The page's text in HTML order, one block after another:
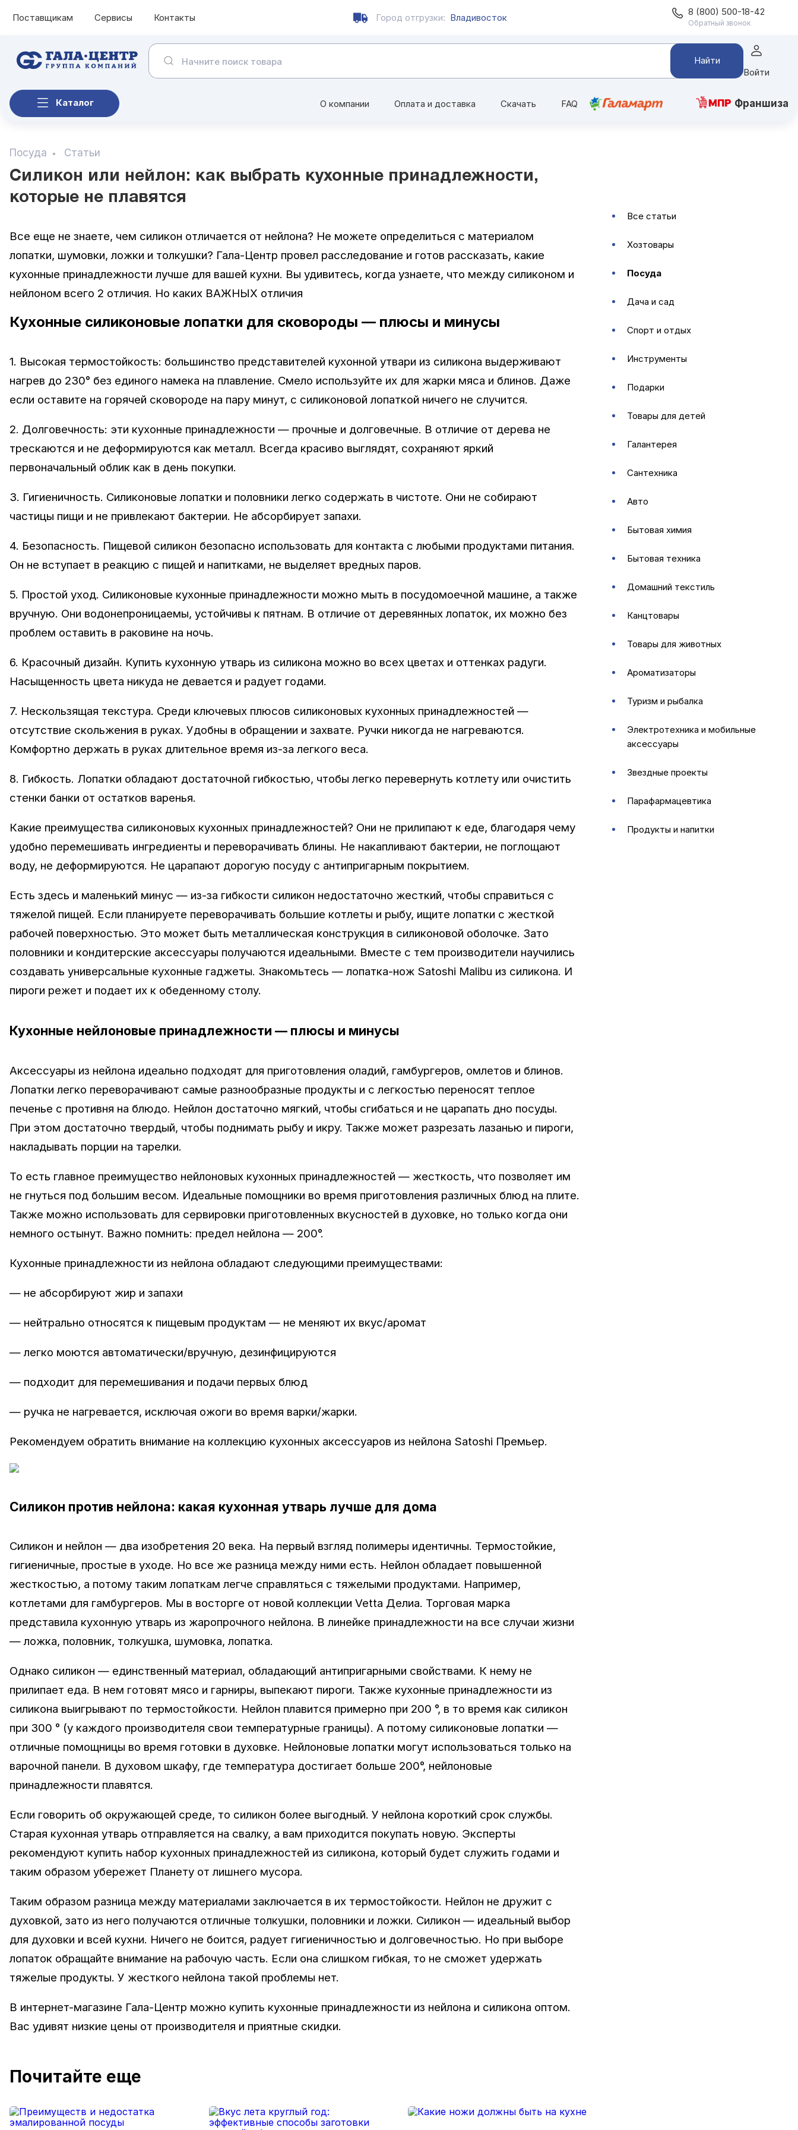
Поставщикам Сервисы Контакты Город отгрузки: Владивосток 8 (800) 500-18-42
Обратный звонок
Найти
Войти
Каталог О компании Оплата и доставка Скачать FAQ Франшиза
Посуда Статьи
Силикон или нейлон: как выбрать кухонные принадлежности,
которые не плавятся
Все еще не знаете, чем силикон отличается от нейлона? Не можете определиться с материалом
лопатки, шумовки, ложки и толкушки? Гала-Центр провел расследование и готов рассказать, какие
кухонные принадлежности лучше для вашей кухни. Вы удивитесь, когда узнаете, что между силиконом и
нейлоном всего 2 отличия. Но каких ВАЖНЫХ отличия
Кухонные силиконовые лопатки для сковороды — плюсы и минусы
1. Высокая термостойкость: большинство представителей кухонной утвари из силикона выдерживают
нагрев до 230° без единого намека на плавление. Смело используйте их для жарки мяса и блинов. Даже
если оставите на горячей сковороде на пару минут, с силиконовой лопаткой ничего не случится.
2. Долговечность: эти кухонные принадлежности — прочные и долговечные. В отличие от дерева не
трескаются и не деформируются как металл. Всегда красиво выглядят, сохраняют яркий
первоначальный облик как в день покупки.
3. Гигиеничность. Силиконовые лопатки и половники легко содержать в чистоте. Они не собирают
частицы пищи и не привлекают бактерии. Не абсорбирует запахи.
4. Безопасность. Пищевой силикон безопасно использовать для контакта с любыми продуктами питания.
Он не вступает в реакцию с пищей и напитками, не выделяет вредных паров.
5. Простой уход. Силиконовые кухонные принадлежности можно мыть в посудомоечной машине, а также
вручную. Они водонепроницаемы, устойчивы к пятнам. В отличие от деревянных лопаток, их можно без
проблем оставить в раковине на ночь.
6. Красочный дизайн. Купить кухонную утварь из силикона можно во всех цветах и оттенках радуги.
Насыщенность цвета никуда не девается и радует годами.
7. Нескользящая текстура. Среди ключевых плюсов силиконовых кухонных принадлежностей —
отсутствие скольжения в руках. Удобны в обращении и захвате. Ручки никогда не нагреваются.
Комфортно держать в руках длительное время из-за легкого веса.
8. Гибкость. Лопатки обладают достаточной гибкостью, чтобы легко перевернуть котлету или очистить
стенки банки от остатков варенья.
Какие преимущества силиконовых кухонных принадлежностей? Они не прилипают к еде, благодаря чему
удобно перемешивать ингредиенты и переворачивать блины. Не накапливают бактерии, не поглощают
воду, не деформируются. Не царапают дорогую посуду с антипригарным покрытием.
Есть здесь и маленький минус — из-за гибкости силикон недостаточно жесткий, чтобы справиться с
тяжелой пищей. Если планируете переворачивать большие котлеты и рыбу, ищите лопатки с жесткой
рабочей поверхностью. Это может быть металлическая конструкция в силиконовой оболочке. Зато
половники и кондитерские аксессуары получаются идеальными. Вместе с тем производители научились
создавать универсальные кухонные гаджеты. Знакомьтесь — лопатка-нож Satoshi Malibu из силикона. И
пироги режет и подает их к обеденному столу.
Кухонные нейлоновые принадлежности — плюсы и минусы
Аксессуары из нейлона идеально подходят для приготовления оладий, гамбургеров, омлетов и блинов.
Лопатки легко переворачивают самые разнообразные продукты и с легкостью переносят теплое
печенье с противня на блюдо. Нейлон достаточно мягкий, чтобы сгибаться и не царапать дно посуды.
При этом достаточно твердый, чтобы поднимать рыбу и икру. Также может разрезать лазанью и пироги,
накладывать порции на тарелки.
То есть главное преимущество нейлоновых кухонных принадлежностей — жесткость, что позволяет им
не гнуться под большим весом. Идеальные помощники во время приготовления различных блюд на плите.
Также можно использовать для сервировки приготовленных вкусностей в духовке, но только когда они
немного остынут. Важно помнить: предел нейлона — 200°.
Кухонные принадлежности из нейлона обладают следующими преимуществами:
— не абсорбируют жир и запахи
— нейтрально относятся к пищевым продуктам — не меняют их вкус/аромат
— легко моются автоматически/вручную, дезинфицируются
— подходит для перемешивания и подачи первых блюд
— ручка не нагревается, исключая ожоги во время варки/жарки.
Рекомендуем обратить внимание на коллекцию кухонных аксессуаров из нейлона Satoshi Премьер.
Силикон против нейлона: какая кухонная утварь лучше для дома
Силикон и нейлон — два изобретения 20 века. На первый взгляд полимеры идентичны. Термостойкие,
гигиеничные, простые в уходе. Но все же разница между ними есть. Нейлон обладает повышенной
жесткостью, а потому таким лопаткам легче справляться с тяжелыми продуктами. Например,
котлетами для гамбургеров. Мы в восторге от новой коллекции Vetta Делиа. Торговая марка
представила кухонную утварь из жаропрочного нейлона. В линейке принадлежности на все случаи жизни
— ложка, половник, толкушка, шумовка, лопатка.
Однако силикон — единственный материал, обладающий антипригарными свойствами. К нему не
прилипает еда. В нем готовят мясо и гарниры, выпекают пироги. Также кухонные принадлежности из
силикона выигрывают по термостойкости. Нейлон плавится примерно при 200 °, в то время как силикон
при 300 ° (у каждого производителя свои температурные границы). А потому силиконовые лопатки —
отличные помощницы во время готовки в духовке. Нейлоновые лопатки могут использоваться только на
варочной панели. В духовом шкафу, где температура достигает больше 200°, нейлоновые
принадлежности плавятся.
Если говорить об окружающей среде, то силикон более выгодный. У нейлона короткий срок службы.
Старая кухонная утварь отправляется на свалку, а вам приходится покупать новую. Эксперты
рекомендуют купить набор кухонных принадлежностей из силикона, который будет служить годами и
таким образом убережет Планету от лишнего мусора.
Таким образом разница между материалами заключается в их термостойкости. Нейлон не дружит с
духовкой, зато из него получаются отличные толкушки, половники и ложки. Силикон — идеальный выбор
для духовки и всей кухни. Ничего не боится, радует гигиеничностью и долговечностью. Но при выборе
лопаток обращайте внимание на рабочую часть. Если она слишком гибкая, то не сможет удержать
тяжелые продукты. У жесткого нейлона такой проблемы нет.
В интернет-магазине Гала-Центр можно купить кухонные принадлежности из нейлона и силикона оптом.
Вас удивят низкие цены от производителя и приятные скидки.
все статьи
хозтовары
посуда
дача и сад
спорт и отдых
инструменты
подарки
товары для детей
галантерея
сантехника
авто
бытовая химия
бытовая техника
домашний текстиль
канцтовары
товары для животных
ароматизаторы
туризм и рыбалка
электротехника и мобильные
аксессуары
звездные проекты
парафармацевтика
продукты и напитки
Почитайте еще